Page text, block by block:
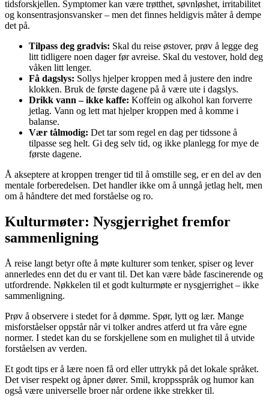
tidsforskjellen. Symptomer kan være trøtthet, søvnløshet, irritabilitet
og konsentrasjonsvansker – men det finnes heldigvis måter å dempe
det på.
Tilpass deg gradvis: Skal du reise østover, prøv å legge deg
litt tidligere noen dager før avreise. Skal du vestover, hold deg
våken litt lenger.
Få dagslys: Sollys hjelper kroppen med å justere den indre
klokken. Bruk de første dagene på å være ute i dagslys.
Drikk vann – ikke kaffe: Koffein og alkohol kan forverre
jetlag. Vann og lett mat hjelper kroppen med å komme i
balanse.
Vær tålmodig: Det tar som regel en dag per tidssone å
tilpasse seg helt. Gi deg selv tid, og ikke planlegg for mye de
første dagene.
Å akseptere at kroppen trenger tid til å omstille seg, er en del av den
mentale forberedelsen. Det handler ikke om å unngå jetlag helt, men
om å håndtere det med forståelse og ro.
Kulturmøter: Nysgjerrighet fremfor
sammenligning
Å reise langt betyr ofte å møte kulturer som tenker, spiser og lever
annerledes enn det du er vant til. Det kan være både fascinerende og
utfordrende. Nøkkelen til et godt kulturmøte er nysgjerrighet – ikke
sammenligning.
Prøv å observere i stedet for å dømme. Spør, lytt og lær. Mange
misforståelser oppstår når vi tolker andres atferd ut fra våre egne
normer. I stedet kan du se forskjellene som en mulighet til å utvide
forståelsen av verden.
Et godt tips er å lære noen få ord eller uttrykk på det lokale språket.
Det viser respekt og åpner dører. Smil, kroppsspråk og humor kan
også være universelle broer når ordene ikke strekker til.